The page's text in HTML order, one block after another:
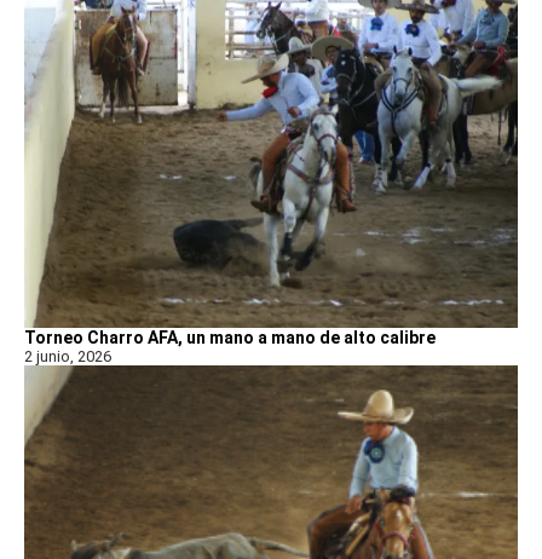
Torneo Charro AFA, un mano a mano de alto calibre
2 junio, 2026